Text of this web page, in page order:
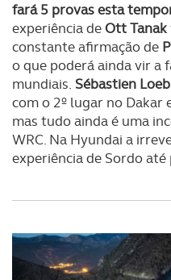
O ACP garantirá que as
dados pessoais serão
consentimento e quando
necessário no contexto
Realçamos que o bloqueio
tecnologias similares
experiência de
fará 5 provas esta
experiência deOtt Tanak
constante afirmação de
o que poderá ainda vir a
mundiais. Sébastien Loeb
com o 2º lugar no Dakar
mas tudo ainda é uma
WRC. Na Hyundai a
experiência de Sordo